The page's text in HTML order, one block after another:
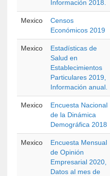
Información 2018.
Mexico
Censos
Económicos 2019
Mexico
Estadísticas de
Salud en
Establecimientos
Particulares 2019,
Información anual.
Mexico
Encuesta Nacional
de la Dinámica
Demográfica 2018
Mexico
Encuesta Mensual
de Opinión
Empresarial 2020,
Datos al mes de